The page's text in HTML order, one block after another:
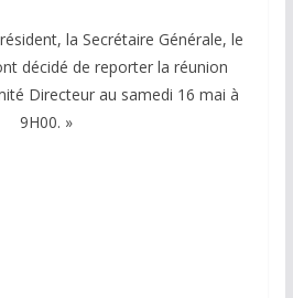
la Secrétaire Générale, le
décidé de reporter la réunion
Directeur au samedi 16 mai à
9H00. »